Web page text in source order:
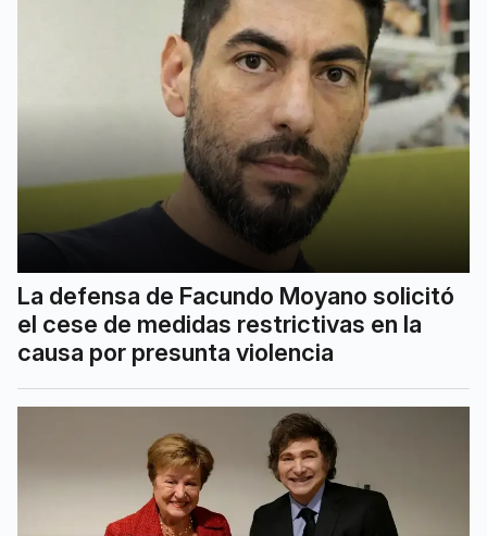
La defensa de Facundo Moyano solicitó
el cese de medidas restrictivas en la
causa por presunta violencia